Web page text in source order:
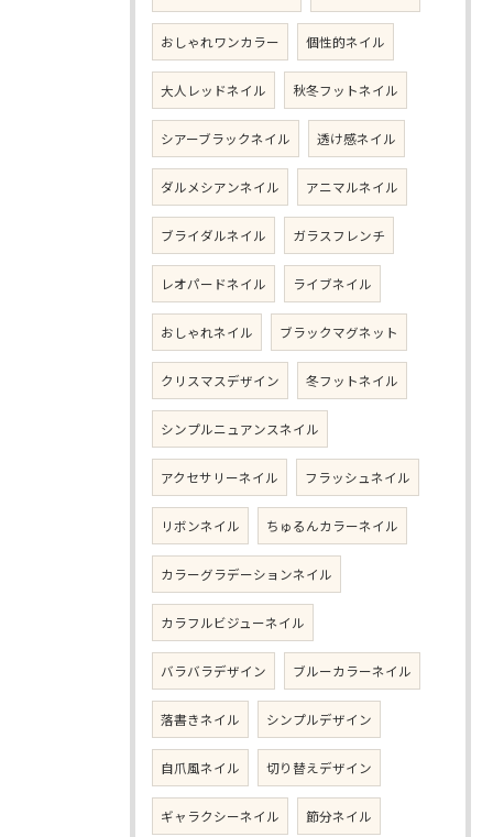
おしゃれワンカラー 個性的ネイル
大人レッドネイル 秋冬フットネイル
シアーブラックネイル 透け感ネイル
ダルメシアンネイル アニマルネイル
ブライダルネイル ガラスフレンチ
レオパードネイル ライブネイル
おしゃれネイル ブラックマグネット
クリスマスデザイン 冬フットネイル
シンプルニュアンスネイル
アクセサリーネイル フラッシュネイル
リボンネイル ちゅるんカラーネイル
カラーグラデーションネイル
カラフルビジューネイル
バラバラデザイン ブルーカラーネイル
落書きネイル シンプルデザイン
自爪風ネイル 切り替えデザイン
ギャラクシーネイル 節分ネイル